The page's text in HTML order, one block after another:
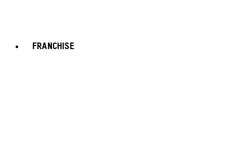
FRANCHISE